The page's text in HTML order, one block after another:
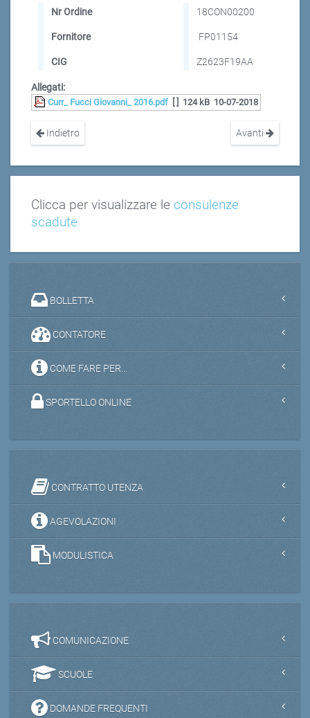
Nr Ordine 18CON00200
Fornitore FP01154
CIG Z2623F19AA
Allegati:
Curr_ Fucci Giovanni_ 2016.pdf 124 kB 10-07-2018
Indietro Avanti
Clicca per visualizzare le consulenze
scadute
BOLLETTA
CONTATORE
COME FARE PER...
SPORTELLO ONLINE
CONTRATTO UTENZA
AGEVOLAZIONI
MODULISTICA
COMUNICAZIONE
SCUOLE
DOMANDE FREQUENTI